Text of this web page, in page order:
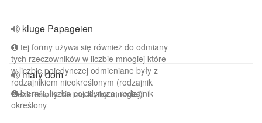
kluge Papageien
tej formy używa się również do odmiany
tych rzeczowników w liczbie mnogiej które
w liczbie pojedynczej odmieniane były z
rodzajnikiem nieokreślonym (rodzajnik
nieokreślony nie ma liczby mnogiej)
mały dom
biernik, liczba pojedyncza; rodzajnik
określony